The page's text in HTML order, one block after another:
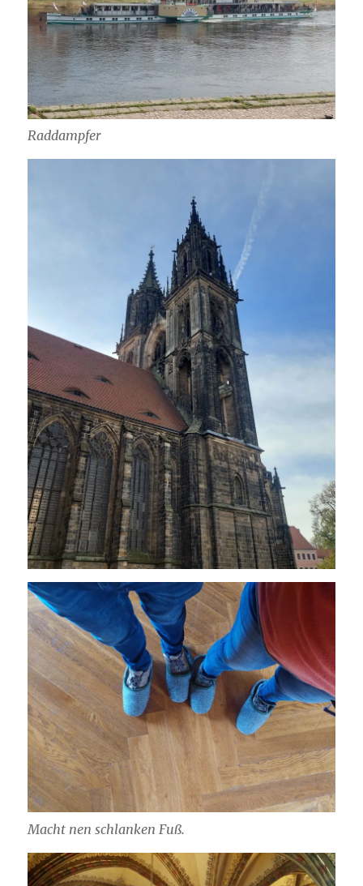
Raddampfer
Macht nen schlanken Fuß.